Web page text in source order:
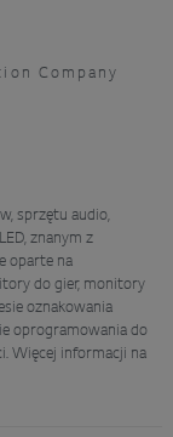
Company
sprzętu audio,
znanym z
oparte na
do gier, monitory
oznakowania
oprogramowania do
Więcej informacji na